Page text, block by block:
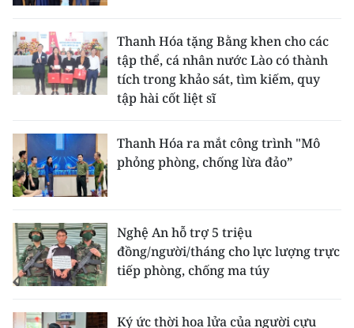
Thanh Hóa tặng Bằng khen cho các
tập thể, cá nhân nước Lào có thành
tích trong khảo sát, tìm kiếm, quy
tập hài cốt liệt sĩ
Thanh Hóa ra mắt công trình "Mô
phỏng phòng, chống lừa đảo”
Nghệ An hỗ trợ 5 triệu
đồng/người/tháng cho lực lượng trực
tiếp phòng, chống ma túy
Ký ức thời hoa lửa của người cựu